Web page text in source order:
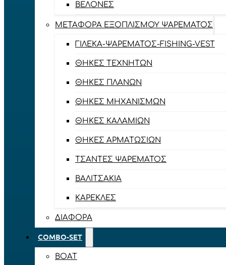
ΒΕΛΌΝΕΣ
ΜΕΤΑΦΟΡΆ ΕΞΟΠΛΙΣΜΟΎ ΨΑΡΈΜΑΤΟΣ
ΓΙΛΈΚΑ-ΨΑΡΈΜΑΤΟΣ-FISHING-VEST
ΘΉΚΕΣ ΤΕΧΝΗΤΏΝ
ΘΉΚΕΣ ΠΛΆΝΩΝ
ΘΉΚΕΣ ΜΗΧΑΝΙΣΜΏΝ
ΘΉΚΕΣ ΚΑΛΑΜΙΏΝ
ΘΉΚΕΣ ΑΡΜΑΤΩΣΙΏΝ
ΤΣΆΝΤΕΣ ΨΑΡΈΜΑΤΟΣ
ΒΑΛΙΤΣΆΚΙΑ
ΚΑΡΈΚΛΕΣ
ΔΙΆΦΟΡΑ
COMBO-SET
BOAT